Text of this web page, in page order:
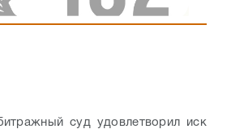
суд удовлетворил иск